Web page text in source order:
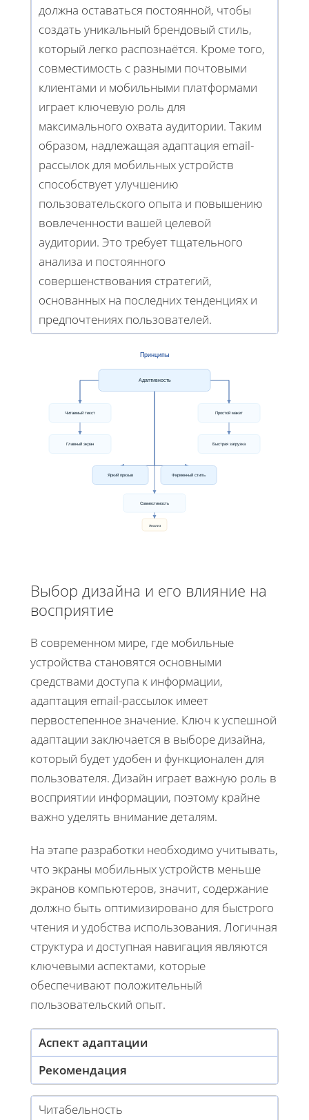
должна оставаться постоянной, чтобы
создать уникальный брендовый стиль,
который легко распознаётся. Кроме того,
совместимость с разными почтовыми
клиентами и мобильными платформами
играет ключевую роль для
максимального охвата аудитории. Таким
образом, надлежащая адаптация email-
рассылок для мобильных устройств
способствует улучшению
пользовательского опыта и повышению
вовлеченности вашей целевой
аудитории. Это требует тщательного
анализа и постоянного
совершенствования стратегий,
основанных на последних тенденциях и
предпочтениях пользователей.
Принципы
Адаптивность
Читаемый текст Простой макет
Главный экран Быстрая загрузка
Яркий призыв Фирменный стиль
Совместимость
Анализ
Выбор дизайна и его влияние на
восприятие
В современном мире, где мобильные
устройства становятся основными
средствами доступа к информации,
адаптация email-рассылок имеет
первостепенное значение. Ключ к успешной
адаптации заключается в выборе дизайна,
который будет удобен и функционален для
пользователя. Дизайн играет важную роль в
восприятии информации, поэтому крайне
важно уделять внимание деталям.
На этапе разработки необходимо учитывать,
что экраны мобильных устройств меньше
экранов компьютеров, значит, содержание
должно быть оптимизировано для быстрого
чтения и удобства использования. Логичная
структура и доступная навигация являются
ключевыми аспектами, которые
обеспечивают положительный
пользовательский опыт.
Аспект адаптации
Рекомендация
Читабельность